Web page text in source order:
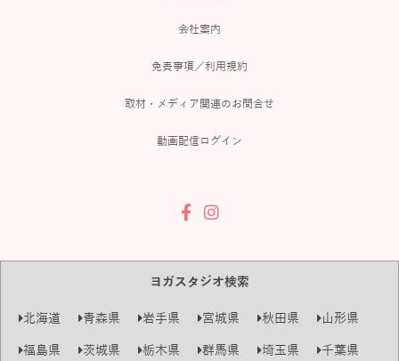
会社案内
免責事項／利用規約
取材・メディア関連のお問合せ
動画配信ログイン
ヨガスタジオ検索
北海道 青森県 岩手県 宮城県 秋田県
山形県
福島県
茨城県 栃木県 群馬県 埼玉県
千葉県